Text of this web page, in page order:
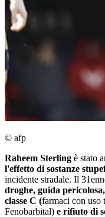
© afp
Raheem Sterling è stato
l'effetto di sostanze
incidente stradale. Il
droghe, guida
classe C (farmaci con uso
Fenobarbital) e rifiuto di